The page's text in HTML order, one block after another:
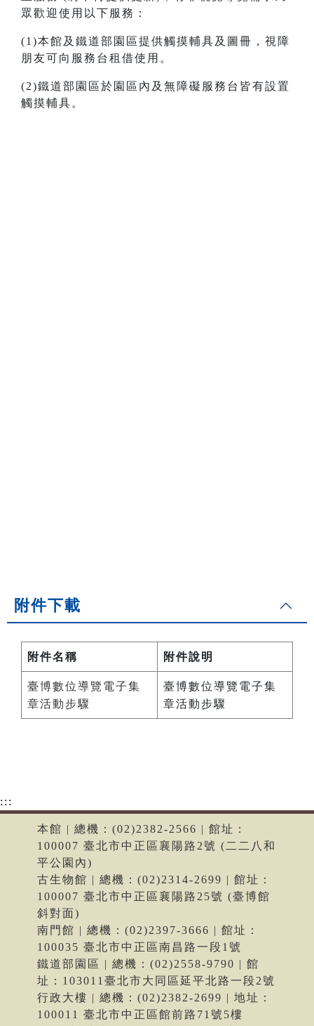
眾歡迎使用以下服務：
(1)本館及鐵道部園區提供觸摸輔具及圖冊，視障
朋友可向服務台租借使用。
(2)鐵道部園區於園區內及無障礙服務台皆有設置
觸摸輔具。
附件下載
附件名稱 附件說明
臺博數位導覽電子集
章活動步驟
臺博數位導覽電子集
章活動步驟
:::
本館 | 總機：(02)2382-2566 | 館址：
100007 臺北市中正區襄陽路2號 (二二八和
平公園內)
古生物館 | 總機：(02)2314-2699 | 館址：
100007 臺北市中正區襄陽路25號 (臺博館
斜對面)
南門館 | 總機：(02)2397-3666 | 館址：
100035 臺北市中正區南昌路一段1號
鐵道部園區 | 總機：(02)2558-9790 | 館
址：103011臺北市大同區延平北路一段2號
行政大樓 | 總機：(02)2382-2699 | 地址：
100011 臺北市中正區館前路71號5樓